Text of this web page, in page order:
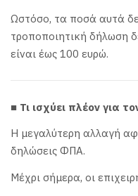
Ωστόσο, τα ποσά αυτά
τροποποιητική δήλωση
είναι έως 100 ευρώ.
■ Τι ισχύει πλέον για
Η μεγαλύτερη αλλαγή
δηλώσεις ΦΠΑ.
Μέχρι σήμερα, οι